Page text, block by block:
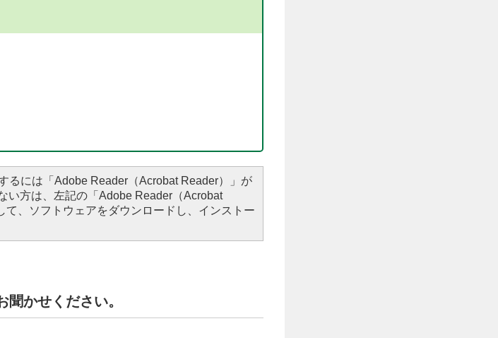
るには「Adobe Reader（Acrobat Reader）」が
い方は、左記の「Adobe Reader（Acrobat
、ソフトウェアをダウンロードし、インストー
かせください。